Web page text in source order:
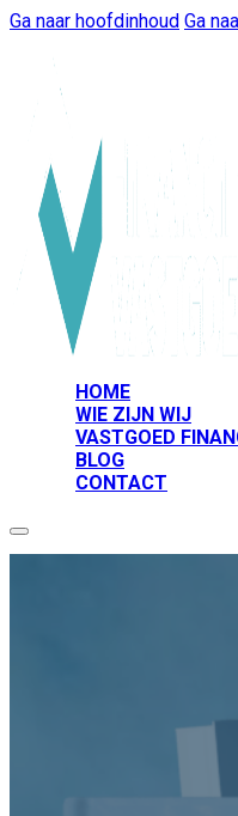
Ga naar hoofdinhoud Ga
HOME
WIE ZIJN WIJ
VASTGOED
BLOG
CONTACT